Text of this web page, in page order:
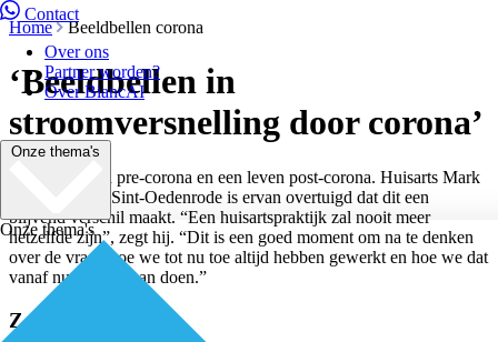
Contact
Over ons
Partner worden?
Over BiancAI
Onze thema's
Onze thema's
Home Beeldbellen corona
‘Beeldbellen in
stroomversnelling door corona’
Er is een leven pre-corona en een leven post-corona. Huisarts Mark
Vermeulen uit Sint-Oedenrode is ervan overtuigd dat dit een
blijvend verschil maakt. “Een huisartspraktijk zal nooit meer
hetzelfde zijn”, zegt hij. “Dit is een goed moment om na te denken
over de vraag hoe we tot nu toe altijd hebben gewerkt en hoe we dat
vanaf nu willen gaan doen.”
Zorg op afstand